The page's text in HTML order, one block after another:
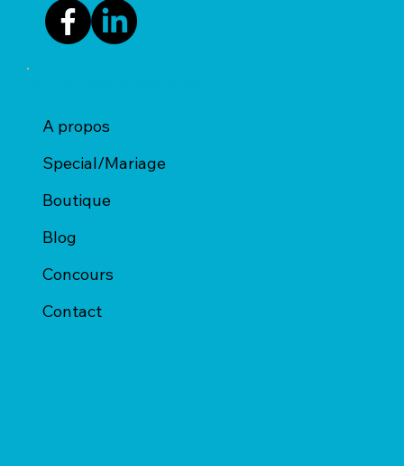
A propos
Special/Mariage
Boutique
Blog
Concours
Contact